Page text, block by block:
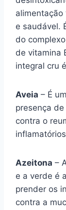
e saudável.
do
de vitamina
integral cru
Aveia – É
presença
contra o
Azeitona –
e a verde é
prender os
contra a